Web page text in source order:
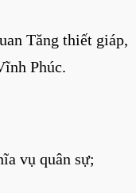
Tăng thiết giáp,
Phúc.
vụ quân sự;